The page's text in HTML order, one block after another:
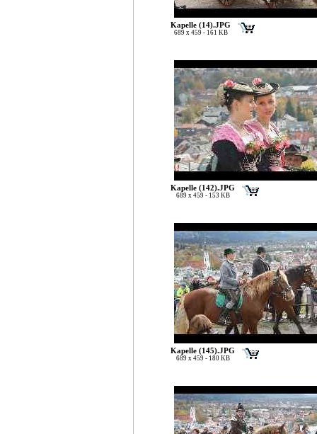
Kapelle (14).JPG
689 x 459 - 161 KB
Kapelle (142).JPG
689 x 459 - 153 KB
Kapelle (145).JPG
689 x 459 - 180 KB